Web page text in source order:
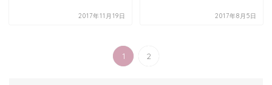
2017年11月19日 2017年8月5日
1 2